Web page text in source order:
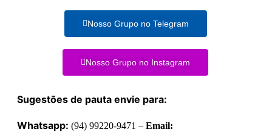
Nosso Grupo no Telegram
Nosso Grupo no Instagram
Sugestões de pauta envie para:
Whatsapp: (94) 99220-9471 – Email: